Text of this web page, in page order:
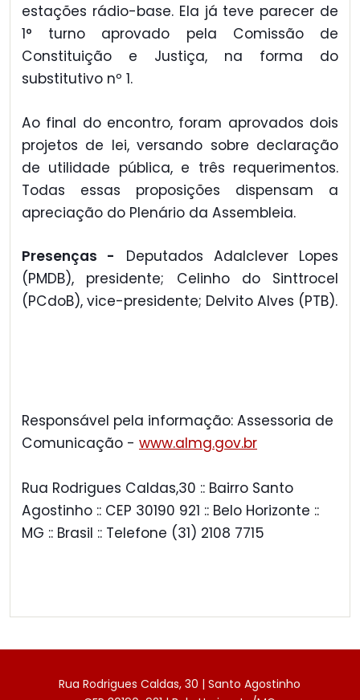
estações rádio-base. Ela já teve parecer de
1° turno aprovado pela Comissão de
Constituição e Justiça, na forma do
substitutivo nº 1.
Ao final do encontro, foram aprovados dois
projetos de lei, versando sobre declaração
de utilidade pública, e três requerimentos.
Todas essas proposições dispensam a
apreciação do Plenário da Assembleia.
Presenças - Deputados Adalclever Lopes
(PMDB), presidente; Celinho do Sinttrocel
(PCdoB), vice-presidente; Delvito Alves (PTB).
Responsável pela informação: Assessoria de
Comunicação - www.almg.gov.br
Rua Rodrigues Caldas,30 :: Bairro Santo
Agostinho :: CEP 30190 921 :: Belo Horizonte ::
MG :: Brasil :: Telefone (31) 2108 7715
Rua Rodrigues Caldas, 30 | Santo Agostinho